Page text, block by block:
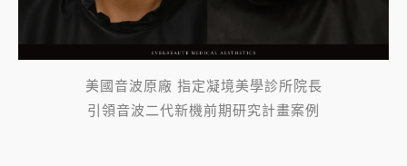
美國音波原廠 指定凝境美學診所院長
引領音波二代新機前期研究計畫案例